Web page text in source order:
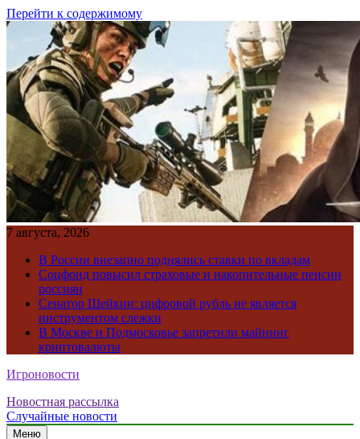
Перейти к содержимому
7 августа, 2026
В России внезапно поднялись ставки по вкладам
Соцфонд повысил страховые и накопительные пенсии
россиян
Сенатор Шейкин: цифровой рубль не является
инструментом слежки
В Москве и Подмосковье запретили майнинг
криптовалюты
Игроновости
Новостная рассылка
Случайные новости
Меню